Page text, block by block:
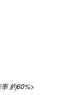
約60%>